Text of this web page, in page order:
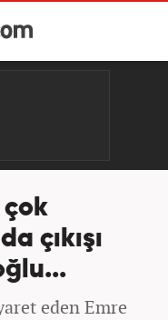
çok
çıkışı
eden Emre